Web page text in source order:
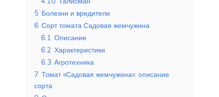
5 Болезни и вредители
6 Сорт томата Садовая жемчужина
6.1 Описание
6.2 Характеристики
6.3 Агротехника
7 Томат «Садовая жемчужина»: описание
сорта